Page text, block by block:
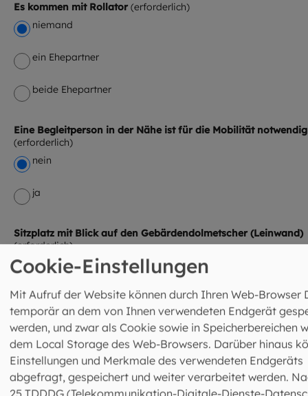
Es kommen mit Rollator
niemand
ein Ehepartner
beide Ehepartner
Eine Begleitperson in der Nähe ist für die Mobilität notwendig
nein
ja
Sitzplatz mit Blick auf den Gebärdendolmetscher (Leinwand)
nein
ja
Sind Sie damit einverstanden, dass wir Ihnen Informationen
weiteren Seminarangeboten zusenden?
ja
Cookie-Einstellungen
Mit Aufruf der Website können durch Ihren Web-Browser
temporär an dem von Ihnen verwendeten Endgerät
werden, und zwar als Cookie sowie in Speicherbereichen
dem Local Storage des Web-Browsers. Darüber hinaus
Einstellungen und Merkmale des verwendeten Endgeräts
abgefragt, gespeichert und weiter verarbeitet werden.